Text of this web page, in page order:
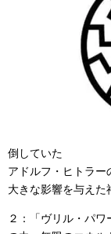
倒していた
アドルフ・ヒトラー
大きな影響を与えた
２：「ヴリル・パ